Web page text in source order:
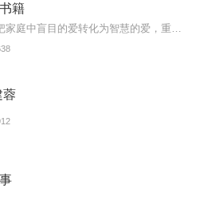
籍
蓉